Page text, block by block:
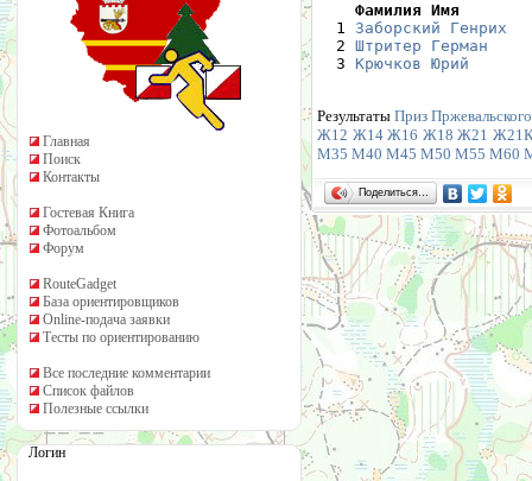
Главная
Поиск
Контакты
Гостевая Книга
Фотоальбом
Форум
RouteGadget
База ориентировщиков
Online-подача заявки
Тесты по ориентированию
Все последние комментарии
Список файлов
Полезные ссылки
Логин
Фамилия Имя
1 Заборский Генрих
  2
Штритер Герман
  3
Крючков Юрий
Результаты Приз
Ж12 Ж14 Ж16 Ж18 Ж21
М35 М40 М45 М50 М55 М60
Поделиться…